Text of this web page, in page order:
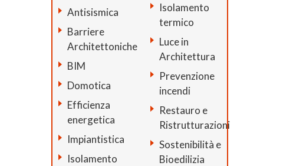
Antisismica
Barriere
Architettoniche
BIM
Domotica
Efficienza
energetica
Impiantistica
Isolamento
Isolamento
termico
Luce in
Architettura
Prevenzione
incendi
Restauro e
Ristrutturazioni
Sostenibilità e
Bioedilizia